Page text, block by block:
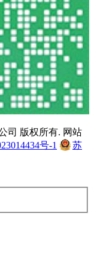
司 版权所有. 网站
号-1
苏